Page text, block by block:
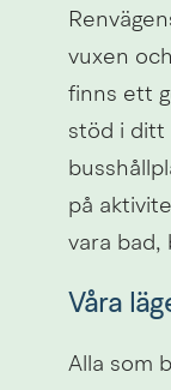
vuxen
finns ett
stöd i ditt
på
vara bad,
Våra
Alla som